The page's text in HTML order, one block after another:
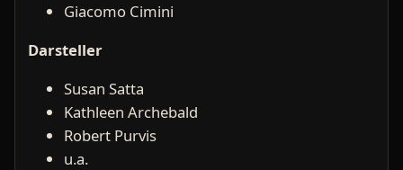
Giacomo Cimini
Darsteller
Susan Satta
Kathleen Archebald
Robert Purvis
u.a.